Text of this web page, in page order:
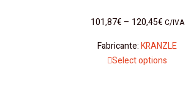
101,87€ – 120,45€ C/IVA
Fabricante:KRANZLE
Select options